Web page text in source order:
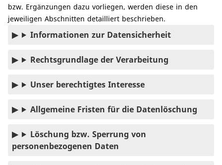
bzw. Ergänzungen dazu vorliegen, werden diese in den
jeweiligen Abschnitten detailliert beschrieben.
Informationen zur Datensicherheit
Rechtsgrundlage der Verarbeitung
Unser berechtigtes Interesse
Allgemeine Fristen für die Datenlöschung
Löschung bzw. Sperrung von
personenbezogenen Daten